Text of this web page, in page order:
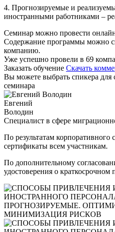
4. Прогнозируемые и
иностранными работниками –
Семинар можно провести
Содержание программы можно
компанию.
Уже успешно провели в 69
Заказать обучение Скачать
Вы можете выбрать спикера для
семинара
Евгений
Володин
Специалист в сфере
По результатам
сертификаты всем участникам.
По дополнительному
удостоверения о